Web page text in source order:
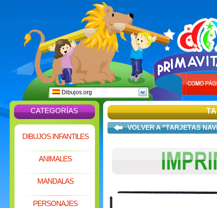
Dibujos.org
CATEGORÍAS
DIBUJOS INFANTILES
ANIMALES
MANDALAS
PERSONAJES
VOLVER A "TARJETAS